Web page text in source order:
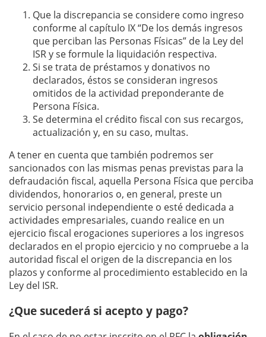
Que la discrepancia se considere como ingreso
conforme al capítulo IX “De los demás ingresos
que perciban las Personas Físicas” de la Ley del
ISR y se formule la liquidación respectiva.
Si se trata de préstamos y donativos no
declarados, éstos se consideran ingresos
omitidos de la actividad preponderante de
Persona Física.
Se determina el crédito fiscal con sus recargos,
actualización y, en su caso, multas.
A tener en cuenta que también podremos ser
sancionados con las mismas penas previstas para la
defraudación fiscal, aquella Persona Física que perciba
dividendos, honorarios o, en general, preste un
servicio personal independiente o esté dedicada a
actividades empresariales, cuando realice en un
ejercicio fiscal erogaciones superiores a los ingresos
declarados en el propio ejercicio y no compruebe a la
autoridad fiscal el origen de la discrepancia en los
plazos y conforme al procedimiento establecido en la
Ley del ISR.
¿Que sucederá si acepto y pago?